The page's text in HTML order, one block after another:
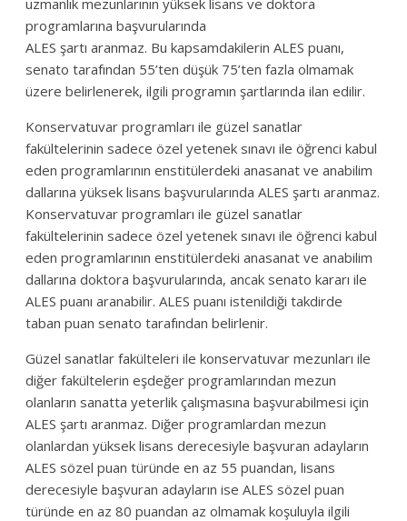
uzmanlık mezunlarının yüksek lisans ve doktora
programlarına başvurularında
ALES şartı aranmaz. Bu kapsamdakilerin ALES puanı,
senato tarafından 55’ten düşük 75’ten fazla olmamak
üzere belirlenerek, ilgili programın şartlarında ilan edilir.
Konservatuvar programları ile güzel sanatlar
fakültelerinin sadece özel yetenek sınavı ile öğrenci kabul
eden programlarının enstitülerdeki anasanat ve anabilim
dallarına yüksek lisans başvurularında ALES şartı aranmaz.
Konservatuvar programları ile güzel sanatlar
fakültelerinin sadece özel yetenek sınavı ile öğrenci kabul
eden programlarının enstitülerdeki anasanat ve anabilim
dallarına doktora başvurularında, ancak senato kararı ile
ALES puanı aranabilir. ALES puanı istenildiği takdirde
taban puan senato tarafından belirlenir.
Güzel sanatlar fakülteleri ile konservatuvar mezunları ile
diğer fakültelerin eşdeğer programlarından mezun
olanların sanatta yeterlik çalışmasına başvurabilmesi için
ALES şartı aranmaz. Diğer programlardan mezun
olanlardan yüksek lisans derecesiyle başvuran adayların
ALES sözel puan türünde en az 55 puandan, lisans
derecesiyle başvuran adayların ise ALES sözel puan
türünde en az 80 puandan az olmamak koşuluyla ilgili